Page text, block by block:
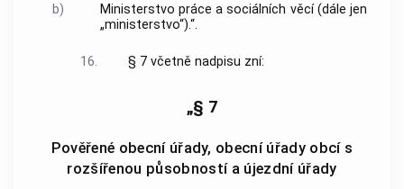
b)
Ministerstvo práce a sociálních věcí (dále jen
„ministerstvo“).“.
16. § 7 včetně nadpisu zní:
„§ 7
Pověřené obecní úřady, obecní úřady obcí s
rozšířenou působností a újezdní úřady